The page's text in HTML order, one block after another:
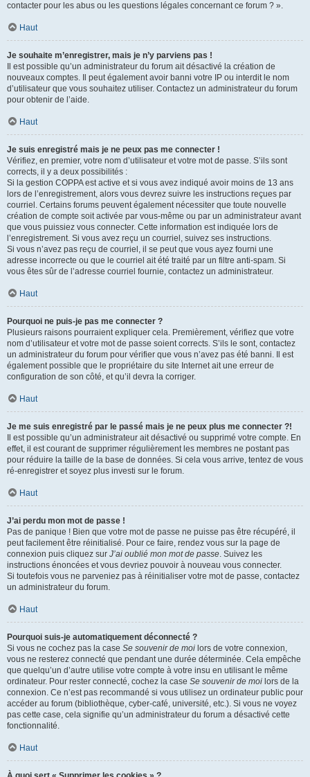
contacter pour les abus ou les questions légales concernant ce forum ? ».
Haut
Je souhaite m’enregistrer, mais je n’y parviens pas !
Il est possible qu’un administrateur du forum ait désactivé la création de
nouveaux comptes. Il peut également avoir banni votre IP ou interdit le nom
d’utilisateur que vous souhaitez utiliser. Contactez un administrateur du forum
pour obtenir de l’aide.
Haut
Je suis enregistré mais je ne peux pas me connecter !
Vérifiez, en premier, votre nom d’utilisateur et votre mot de passe. S’ils sont
corrects, il y a deux possibilités :
Si la gestion COPPA est active et si vous avez indiqué avoir moins de 13 ans
lors de l’enregistrement, alors vous devrez suivre les instructions reçues par
courriel. Certains forums peuvent également nécessiter que toute nouvelle
création de compte soit activée par vous-même ou par un administrateur avant
que vous puissiez vous connecter. Cette information est indiquée lors de
l’enregistrement. Si vous avez reçu un courriel, suivez ses instructions.
Si vous n’avez pas reçu de courriel, il se peut que vous ayez fourni une
adresse incorrecte ou que le courriel ait été traité par un filtre anti-spam. Si
vous êtes sûr de l’adresse courriel fournie, contactez un administrateur.
Haut
Pourquoi ne puis-je pas me connecter ?
Plusieurs raisons pourraient expliquer cela. Premièrement, vérifiez que votre
nom d’utilisateur et votre mot de passe soient corrects. S’ils le sont, contactez
un administrateur du forum pour vérifier que vous n’avez pas été banni. Il est
également possible que le propriétaire du site Internet ait une erreur de
configuration de son côté, et qu’il devra la corriger.
Haut
Je me suis enregistré par le passé mais je ne peux plus me connecter ?!
Il est possible qu’un administrateur ait désactivé ou supprimé votre compte. En
effet, il est courant de supprimer régulièrement les membres ne postant pas
pour réduire la taille de la base de données. Si cela vous arrive, tentez de vous
ré-enregistrer et soyez plus investi sur le forum.
Haut
J’ai perdu mon mot de passe !
Pas de panique ! Bien que votre mot de passe ne puisse pas être récupéré, il
peut facilement être réinitialisé. Pour ce faire, rendez vous sur la page de
connexion puis cliquez sur J’ai oublié mon mot de passe. Suivez les
instructions énoncées et vous devriez pouvoir à nouveau vous connecter.
Si toutefois vous ne parveniez pas à réinitialiser votre mot de passe, contactez
un administrateur du forum.
Haut
Pourquoi suis-je automatiquement déconnecté ?
Si vous ne cochez pas la case Se souvenir de moi lors de votre connexion,
vous ne resterez connecté que pendant une durée déterminée. Cela empêche
que quelqu’un d’autre utilise votre compte à votre insu en utilisant le même
ordinateur. Pour rester connecté, cochez la case Se souvenir de moi lors de la
connexion. Ce n’est pas recommandé si vous utilisez un ordinateur public pour
accéder au forum (bibliothèque, cyber-café, université, etc.). Si vous ne voyez
pas cette case, cela signifie qu’un administrateur du forum a désactivé cette
fonctionnalité.
Haut